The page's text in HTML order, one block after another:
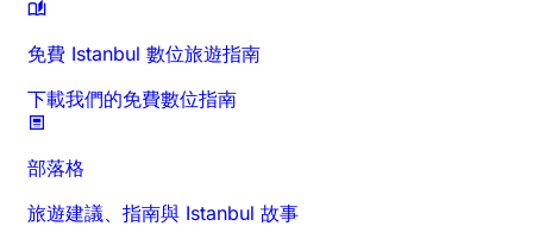
免費 Istanbul 數位旅遊指南
下載我們的免費數位指南
部落格
旅遊建議、指南與 Istanbul 故事